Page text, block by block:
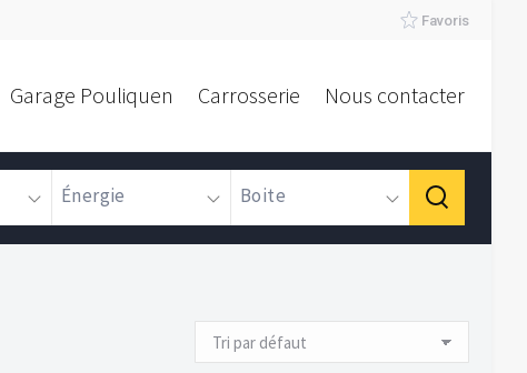
Favoris
Garage Pouliquen Carrosserie Nous contacter
Énergie Boite